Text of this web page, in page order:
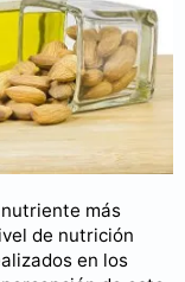
más
de nutrición
en los